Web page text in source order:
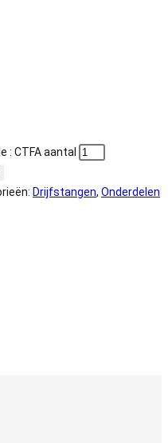
: CTFA aantal
Drijfstangen, Onderdelen